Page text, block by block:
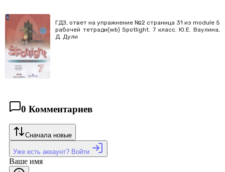
ГДЗ, ответ на упражнение №2 страница 31 из module 5
рабочей тетради(wb) Spotlight. 7 класс. Ю.Е. Ваулина,
Д. Дули